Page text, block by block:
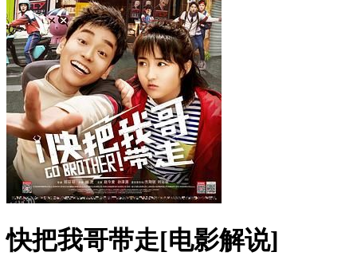
快把我哥带走[电影解说]